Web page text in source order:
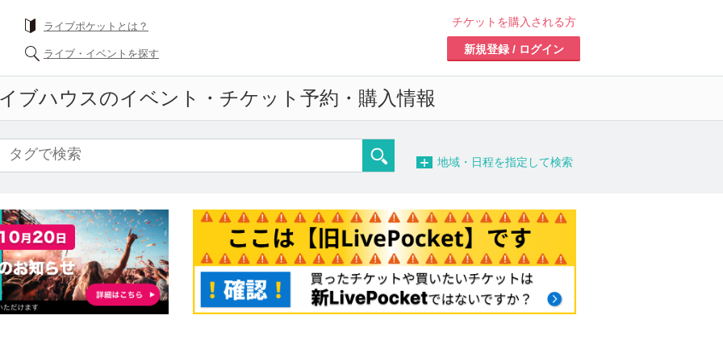
ライブポケットとは？
ライブ・イベントを探す
チケットを購入される方
新規登録 / ログイン
ブハウスのイベント・チケット予約・購入情報
− 地域・日程を指定して検索